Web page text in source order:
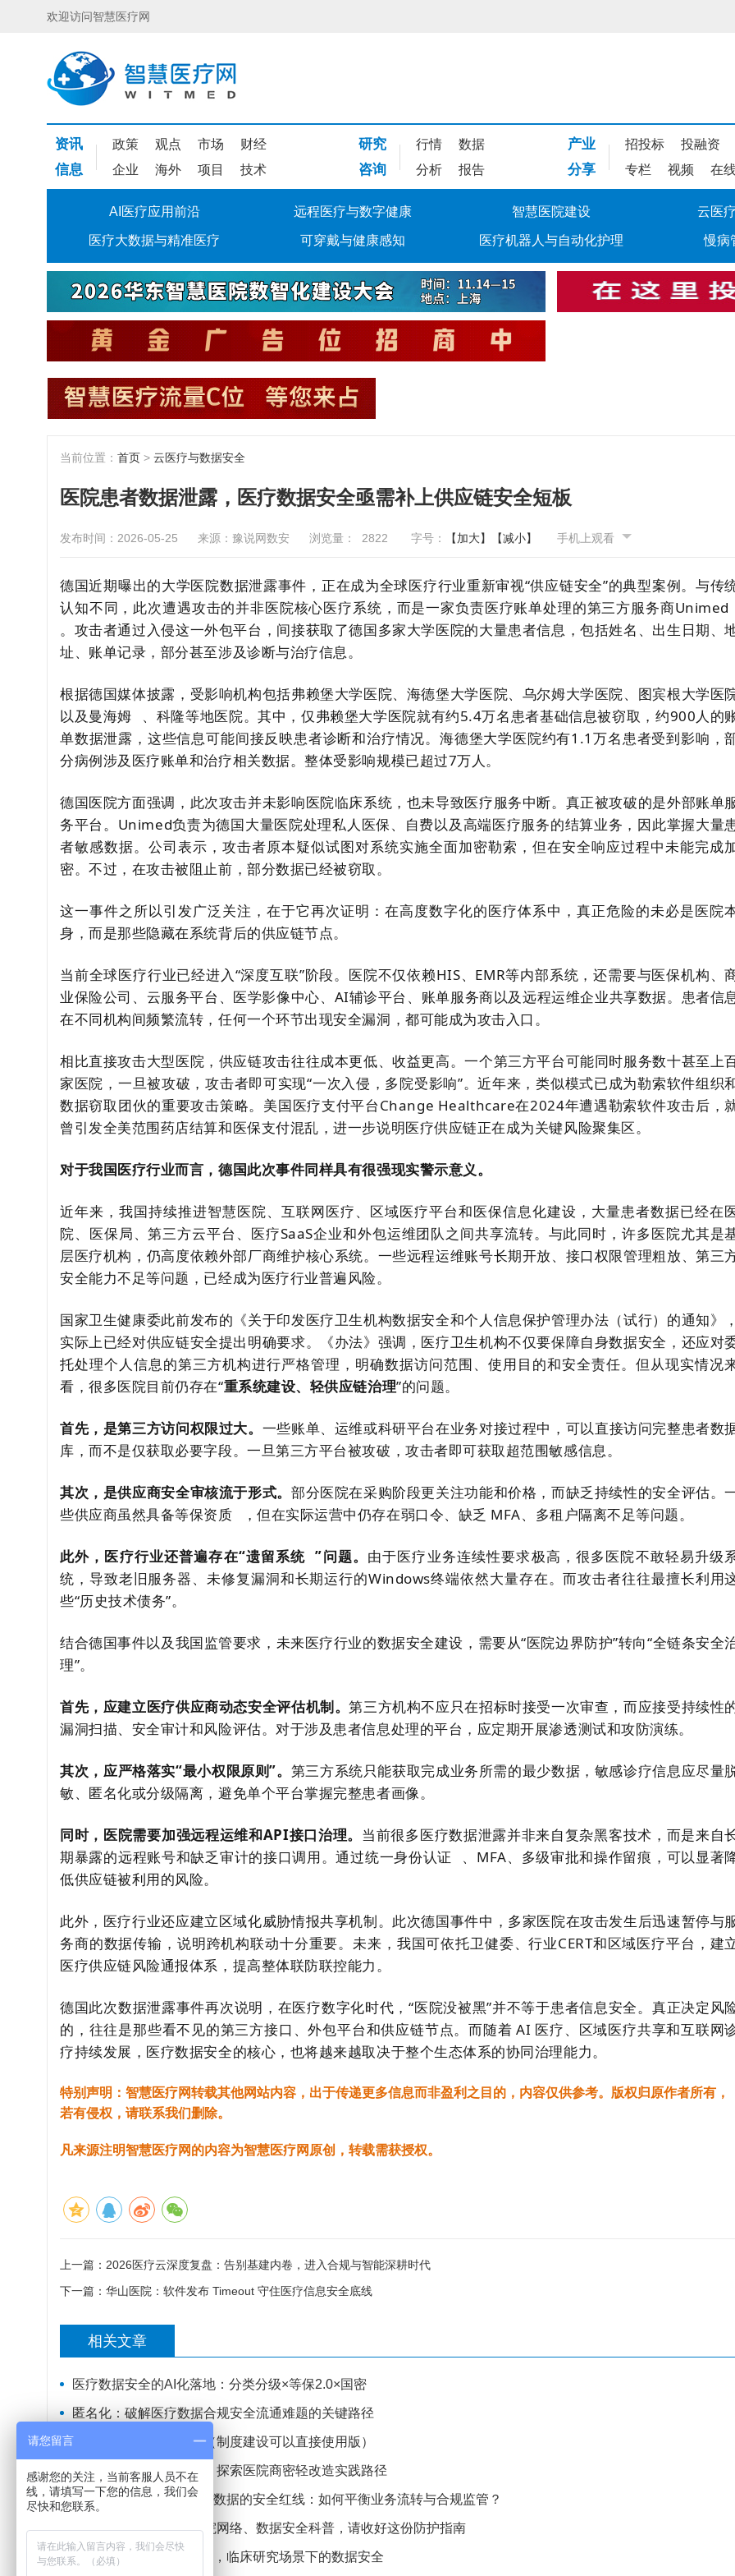
欢迎访问智慧医疗网
资讯 政策 观点 市场 财经
信息 企业 海外 项目 技术
研究 行情 数据
咨询 分析 报告
产业 招投标 投融资
分享 专栏 视频 在
AI医疗应用前沿 远程医疗与数字健康 智慧医院建设 云医
医疗大数据与精准医疗 可穿戴与健康感知 医疗机器人与自动化护理 慢病
当前位置： 首页 > 云医疗与数据安全
医院患者数据泄露，医疗数据安全亟需补上供应链安全短板
发布时间：2026-05-25 来源：豫说网数安 浏览量： 2822 字号： 【加大】 【减小】 手机上观看
德国近期曝出的大学医院数据泄露事件，正在成为全球医疗行业重新审视“供应链安全”的典型案例。与传
认知不同，此次遭遇攻击的并非医院核心医疗系统，而是一家负责医疗账单处理的第三方服务商Unimed
。攻击者通过入侵这一外包平台，间接获取了德国多家大学医院的大量患者信息，包括姓名、出生日期、
址、账单记录，部分甚至涉及诊断与治疗信息。
根据德国媒体披露，受影响机构包括弗赖堡大学医院、海德堡大学医院、乌尔姆大学医院、图宾根大学医
以及曼海姆
、科隆等地医院。其中，仅弗赖堡大学医院就有约5.4万名患者基础信息被窃取，约900人的
单数据泄露，这些信息可能间接反映患者诊断和治疗情况。海德堡大学医院约有1.1万名患者受到影响，
分病例涉及医疗账单和治疗相关数据。整体受影响规模已超过7万人。
德国医院方面强调，此次攻击并未影响医院临床系统，也未导致医疗服务中断。真正被攻破的是外部账单
务平台。Unimed负责为德国大量医院处理私人医保、自费以及高端医疗服务的结算业务，因此掌握大量
者敏感数据。公司表示，攻击者原本疑似试图对系统实施全面加密勒索，但在安全响应过程中未能完成
密。不过，在攻击被阻止前，部分数据已经被窃取。
这一事件之所以引发广泛关注，在于它再次证明：在高度数字化的医疗体系中，真正危险的未必是医院
身，而是那些隐藏在系统背后的供应链节点。
当前全球医疗行业已经进入“深度互联”阶段。医院不仅依赖HIS、EMR等内部系统，还需要与医保机构、
业保险公司、云服务平台、医学影像中心、AI辅诊平台、账单服务商以及远程运维企业共享数据。患者信
在不同机构间频繁流转，任何一个环节出现安全漏洞，都可能成为攻击入口。
相比直接攻击大型医院，供应链攻击往往成本更低、收益更高。一个第三方平台可能同时服务数十甚至上
家医院，一旦被攻破，攻击者即可实现“一次入侵，多院受影响”。近年来，类似模式已成为勒索软件组织
数据窃取团伙的重要攻击策略。美国医疗支付平台Change Healthcare在2024年遭遇勒索软件攻击后，
曾引发全美范围药店结算和医保支付混乱，进一步说明医疗供应链正在成为关键风险聚集区。
对于我国医疗行业而言，德国此次事件同样具有很强现实警示意义。
近年来，我国持续推进智慧医院、互联网医疗、区域医疗平台和医保信息化建设，大量患者数据已经在
院、医保局、第三方云平台、医疗SaaS企业和外包运维团队之间共享流转。与此同时，许多医院尤其是
层医疗机构，仍高度依赖外部厂商维护核心系统。一些远程运维账号长期开放、接口权限管理粗放、第三
安全能力不足等问题，已经成为医疗行业普遍风险。
国家卫生健康委此前发布的《关于印发医疗卫生机构数据安全和个人信息保护管理办法（试行）的通知》，
实际上已经对供应链安全提出明确要求。《办法》强调，医疗卫生机构不仅要保障自身数据安全，还应对
托处理个人信息的第三方机构进行严格管理，明确数据访问范围、使用目的和安全责任。但从现实情况
看，很多医院目前仍存在“重系统建设、轻供应链治理”的问题。
首先，是第三方访问权限过大。 一些账单、运维或科研平台在业务对接过程中，可以直接访问完整患者数
库，而不是仅获取必要字段。一旦第三方平台被攻破，攻击者即可获取超范围敏感信息。
其次，是供应商安全审核流于形式。 部分医院在采购阶段更关注功能和价格，而缺乏持续性的安全评估。
些供应商虽然具备等保资质 ，但在实际运营中仍存在弱口令、缺乏 MFA、多租户隔离不足等问题。
此外，医疗行业还普遍存在“遗留系统 ”问题。 由于医疗业务连续性要求极高，很多医院不敢轻易升级
统，导致老旧服务器、未修复漏洞和长期运行的Windows终端依然大量存在。而攻击者往往最擅长利用
些“历史技术债务”。
结合德国事件以及我国监管要求，未来医疗行业的数据安全建设，需要从“医院边界防护”转向“全链条安全
理”。
首先，应建立医疗供应商动态安全评估机制。第三方机构不应只在招标时接受一次审查，而应接受持续性
漏洞扫描、安全审计和风险评估。对于涉及患者信息处理的平台，应定期开展渗透测试和攻防演练。
其次，应严格落实“最小权限原则”。 第三方系统只能获取完成业务所需的最少数据，敏感诊疗信息应尽量
敏、匿名化或分级隔离，避免单个平台掌握完整患者画像。
同时，医院需要加强远程运维和API接口治理。 当前很多医疗数据泄露并非来自复杂黑客技术，而是来自
期暴露的远程账号和缺乏审计的接口调用。通过统一身份认证
、MFA、多级审批和操作留痕，可以显著
低供应链被利用的风险。
此外，医疗行业还应建立区域化威胁情报共享机制。此次德国事件中，多家医院在攻击发生后迅速暂停与
务商的数据传输，说明跨机构联动十分重要。未来，我国可依托卫健委、行业CERT和区域医疗平台，建
医疗供应链风险通报体系，提高整体联防联控能力。
德国此次数据泄露事件再次说明，在医疗数字化时代，“医院没被黑”并不等于患者信息安全。真正决定风
的，往往是那些看不见的第三方接口、外包平台和供应链节点。而随着 AI 医疗、区域医疗共享和互联网
疗持续发展，医疗数据安全的核心，也将越来越取决于整个生态体系的协同治理能力。
特别声明：智慧医疗网转载其他网站内容，出于传递更多信息而非盈利之目的，内容仅供参考。版权归原作者所有，
若有侵权，请联系我们删除。
凡来源注明智慧医疗网的内容为智慧医疗网原创，转载需获授权。
上一篇： 2026医疗云深度复盘：告别基建内卷，进入合规与智能深耕时代
下一篇： 华山医院：软件发布 Timeout 守住医疗信息安全底线
相关文章
医疗数据安全的AI化落地：分类分级×等保2.0×国密
匿名化：破解医疗数据合规安全流通难题的关键路径
医院网络安全应急预案（制度建设可以直接使用版）
筑牢医疗数据安全底座，探索医院商密轻改造实践路径
数据安全合规 | 医疗健康数据的安全红线：如何平衡业务流转与合规监管？
守护你的健康隐私！医院网络、数据安全科普，请收好这份防护指南
医疗合规 | 科研数据外泄，临床研究场景下的数据安全
请您留言
感谢您的关注，当前客服人员不在
线，请填写一下您的信息，我们会
尽快和您联系。